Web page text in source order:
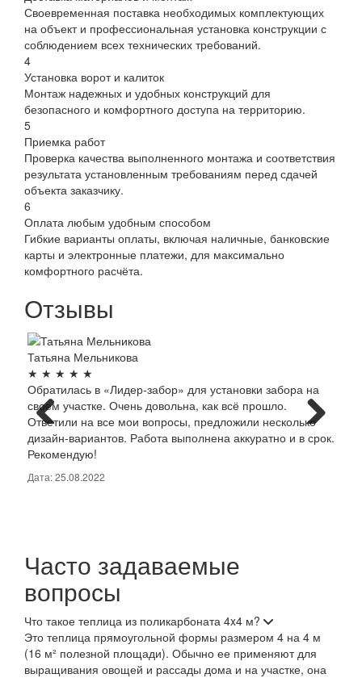
Своевременная поставка необходимых комплектующих
на объект и профессиональная установка конструкции с
соблюдением всех технических требований.
4
Установка ворот и калиток
Монтаж надежных и удобных конструкций для
безопасного и комфортного доступа на территорию.
5
Приемка работ
Проверка качества выполненного монтажа и соответствия
результата установленным требованиям перед сдачей
объекта заказчику.
6
Оплата любым удобным способом
Гибкие варианты оплаты, включая наличные, банковские
карты и электронные платежи, для максимально
комфортного расчёта.
Отзывы
Татьяна Мельникова
★ ★ ★ ★ ★
Обратилась в «Лидер-забор» для установки забора на
своем участке. Очень довольна, как всё прошло.
Ответили на все мои вопросы, предложили несколько
дизайн-вариантов. Работа выполнена аккуратно и в срок.
Рекомендую!
Дата: 25.08.2022
Часто задаваемые
вопросы
Что такое теплица из поликарбоната 4x4 м?
Это теплица прямоугольной формы размером 4 на 4 м
(16 м² полезной площади). Обычно ее применяют для
выращивания овощей и рассады дома и на участке, она